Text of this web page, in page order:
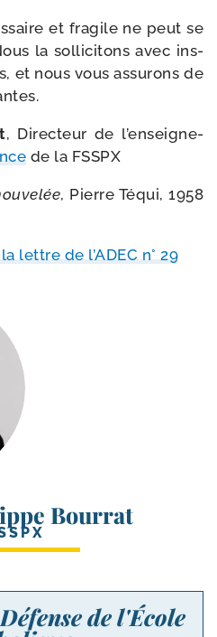
et fra­gile ne peut se
la sol­li­ci­tons avec ins­
et nous vous assu­rons de
, Directeur de l’en­sei­gne­
de la FSSPX
, Pierre Téqui, 1958
lettre de l’ADEC n° 29
Bourrat
de l'École